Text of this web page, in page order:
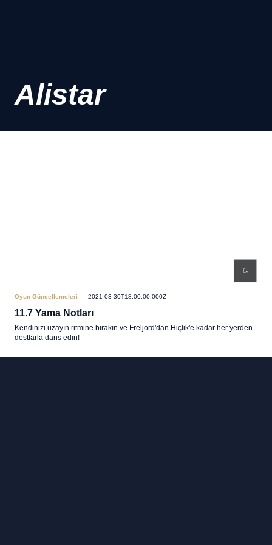
Alistar
Oyun Güncellemeleri 2021-03-30T18:00:00.000Z
11.7 Yama Notları
Kendinizi uzayın ritmine bırakın ve Freljord'dan Hiçlik'e kadar her yerden
dostlarla dans edin!